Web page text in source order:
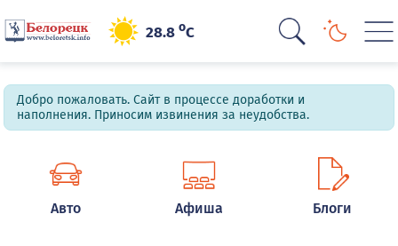
28.8oC
Добро пожаловать. Сайт в процессе доработки и
наполнения. Приносим извинения за неудобства.
Авто Афиша Блоги